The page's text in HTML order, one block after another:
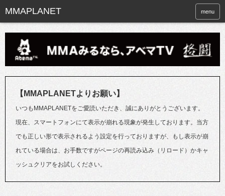
menu
【MMAPLANETよりお願い】
いつもMMAPLANETをご愛読いただき、誠にありがとうございます。
現在、スマートフォンにて表示が崩れる現象が発生しております。当方
でも正しい形で表示されるよう設定を行っておりますが、もし表示が崩
れている場合は、お手数ですがページの再読み込み（リロード）かキャ
ッシュクリアをお試しください。